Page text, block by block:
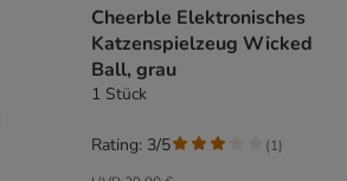
Cheerble Elektronisches
Katzenspielzeug Wicked
Ball, grau
1 Stück
Rating: 3/5 (1)